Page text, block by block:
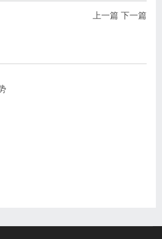
上一篇 下一篇